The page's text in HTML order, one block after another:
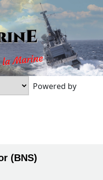
Powered by
(BNS)